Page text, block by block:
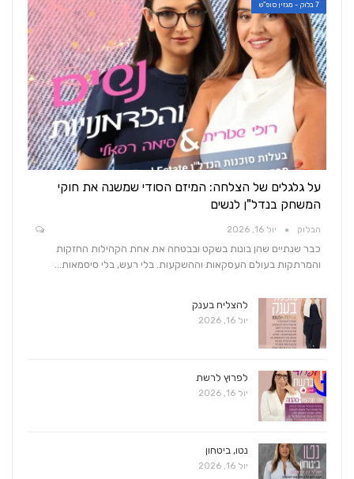
7 בלוק - מגזין סופ"ש
על גלגלים של הצלחה: המיזם הסודי שמשנה את חוקי
המשחק בנדל"ן לנשים
הבלוק יול 16, 2026
כבר שנתיים שהן בונות בשקט ובבטחה את אחת הקהילות החזקות
והמרתקות בעולם העסקאות וההשקעות. בלי רעש, בלי סיסמאות…
להצליח בענק
יול 16, 2026
לפרוץ לרשת
יול 16, 2026
נטו, ביטחון
יול 16, 2026